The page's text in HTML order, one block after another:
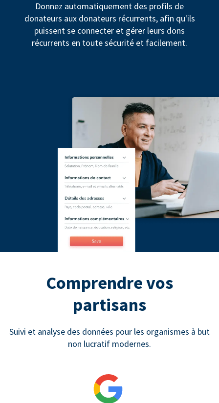
Donnez automatiquement des profils de
donateurs aux donateurs récurrents, afin qu'ils
puissent se connecter et gérer leurs dons
récurrents en toute sécurité et facilement.
Comprendre vos
partisans
Suivi et analyse des données pour les organismes à but
non lucratif modernes.